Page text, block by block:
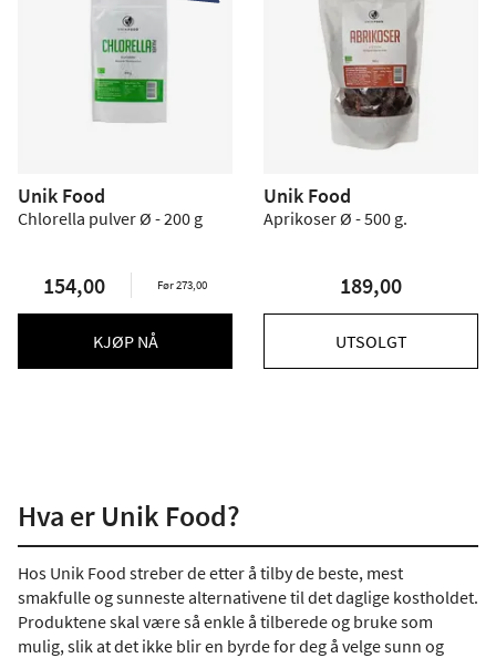
Unik Food
Chlorella pulver Ø - 200 g
154,00 Før 273,00
KJØP NÅ
Unik Food
Aprikoser Ø - 500 g.
189,00
UTSOLGT
Hva er Unik Food?
Hos Unik Food streber de etter å tilby de beste, mest
smakfulle og sunneste alternativene til det daglige kostholdet.
Produktene skal være så enkle å tilberede og bruke som
mulig, slik at det ikke blir en byrde for deg å velge sunn og